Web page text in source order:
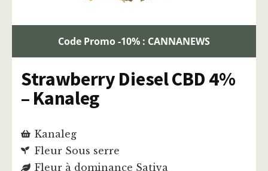
Code Promo -10% : CANNANEWS
Strawberry Diesel CBD 4%
– Kanaleg
Kanaleg
Fleur Sous serre
Fleur à dominance Sativa